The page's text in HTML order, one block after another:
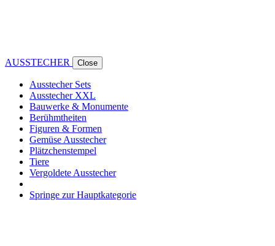
AUSSTECHER Close
Ausstecher Sets
Ausstecher XXL
Bauwerke & Monumente
Berühmtheiten
Figuren & Formen
Gemüse Ausstecher
Plätzchenstempel
Tiere
Vergoldete Ausstecher
Springe zur Hauptkategorie